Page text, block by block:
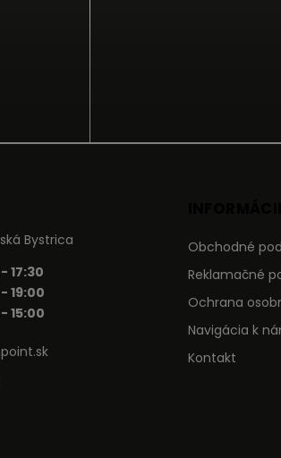
Bystrica
17:30
19:00
15:00
Obchodné
Reklamačné
Ochrana
Navigácia k
Kontakt